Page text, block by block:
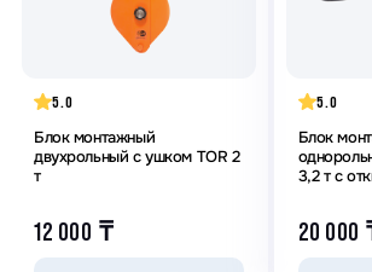
5.0
Блок монтажный
двухрольный с ушком TOR 2
т
12 000 ₸
5.0
Блок
однорольный с
3,2 т с
20 000